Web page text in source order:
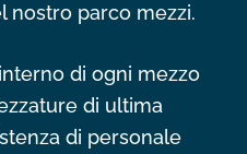
nostro parco mezzi.
di ogni mezzo
di ultima
di personale